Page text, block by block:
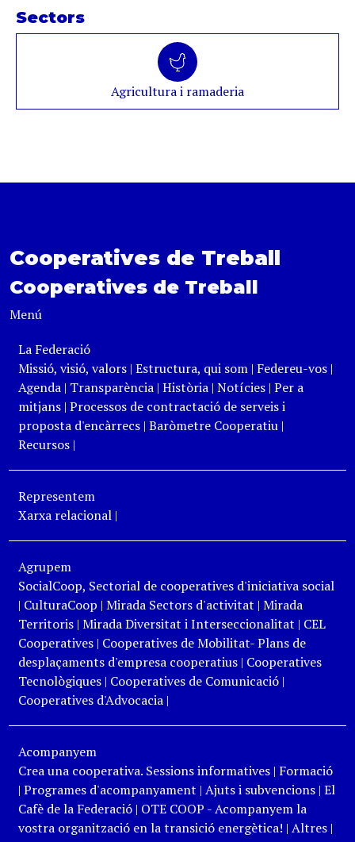
Sectors
Agricultura i ramaderia
Cooperatives de Treball
Cooperatives de Treball
Menú
La Federació
Missió, visió, valors| Estructura, qui som| Federeu-vos|
Agenda | Transparència| Història| Notícies | Per a
mitjans| Processos de contractació de serveis i
proposta d'encàrrecs| Baròmetre Cooperatiu|
Recursos|
Representem
Xarxa relacional|
Agrupem
SocialCoop, Sectorial de cooperatives d'iniciativa social
| CulturaCoop | Mirada Sectors d'activitat | Mirada
Territoris| Mirada Diversitat i Interseccionalitat | CEL
Cooperatives| Cooperatives de Mobilitat- Plans de
desplaçaments d'empresa cooperatius| Cooperatives
Tecnològiques| Cooperatives de Comunicació|
Cooperatives d'Advocacia|
Acompanyem
Crea una cooperativa. Sessions informatives| Formació
| Programes d'acompanyament | Ajuts i subvencions| El
Cafè de la Federació| OTE COOP - Acompanyem la
vostra organització en la transició energètica! | Altres|